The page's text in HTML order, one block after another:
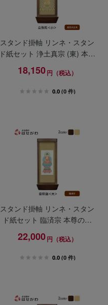
スタンド掛軸 リンネ・スタン
ド紙セット 浄土真宗 (東) 本尊
のみ 小
18,150円（税込）
0.0 (0 件)
スタンド掛軸 リンネ・スタン
ド紙セット 臨済宗 本尊のみ
大
22,000円（税込）
0.0 (0 件)